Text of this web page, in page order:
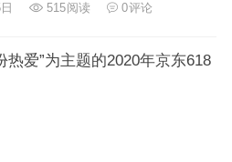
515阅读 0评论
热爱”为主题的2020年京东618